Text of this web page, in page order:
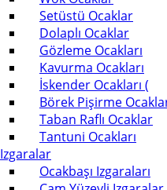
Setüstü Ocaklar
Dolaplı Ocaklar
Gözleme Ocakları
Kavurma Ocakları
İskender Ocakları (
Börek Pişirme
Taban Raflı Ocaklar
Tantuni Ocakları
Izgaralar
Ocakbaşı Izgaraları